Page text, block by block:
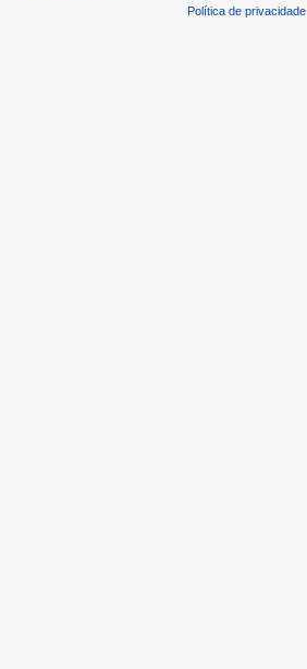
Política de privacidade